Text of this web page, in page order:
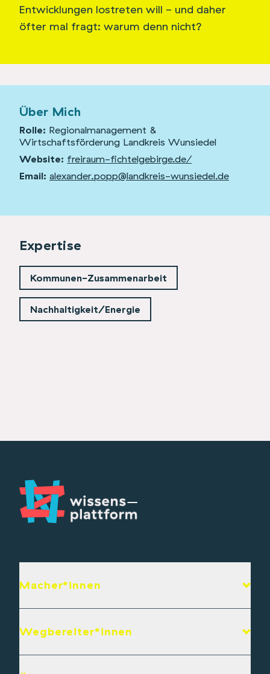
Entwicklungen lostreten will - und daher
öfter mal fragt: warum denn nicht?
Über Mich
Rolle: Regionalmanagement &
Wirtschaftsförderung Landkreis Wunsiedel
Website: freiraum-fichtelgebirge.de/
Email: alexander.popp@landkreis-wunsiedel.de
Expertise
Kommunen-Zusammenarbeit
Nachhaltigkeit/Energie
Macher*innen
Wegbereiter*innen